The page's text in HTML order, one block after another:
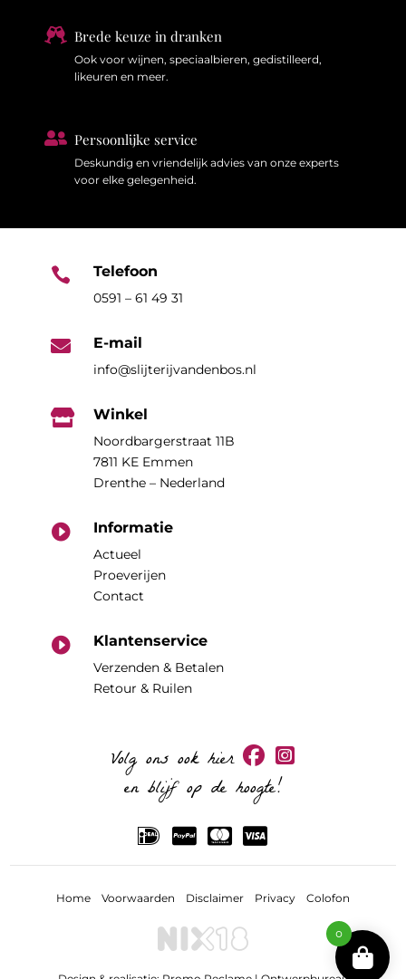
 Brede keuze in dranken
Ook voor wijnen, speciaalbieren, gedistilleerd,
likeuren en meer.
 Persoonlijke service
Deskundig en vriendelijk advies van onze experts
voor elke gelegenheid.
 Telefoon
0591 – 61 49 31
 E-mail
info@slijterijvandenbos.nl
 Winkel
Noordbargerstraat 11B
7811 KE Emmen
Drenthe – Nederland
 Informatie
Actueel
Proeverijen
Contact
 Klantenservice
Verzenden & Betalen
Retour & Ruilen
Volg ons ook hier
en blijf op de hoogte!
Home Voorwaarden Disclaimer Privacy Colofon
0